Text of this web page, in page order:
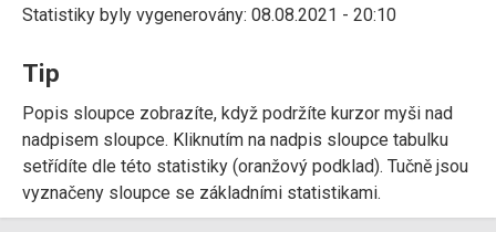
Statistiky byly vygenerovány: 08.08.2021 - 20:10
Tip
Popis sloupce zobrazíte, když podržíte kurzor myši nad
nadpisem sloupce. Kliknutím na nadpis sloupce tabulku
setřídíte dle této statistiky (oranžový podklad). Tučně jsou
vyznačeny sloupce se základními statistikami.